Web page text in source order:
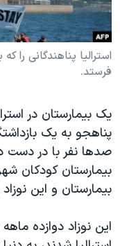
اسرائیل در جنگ
گالری عکس
آرشیو پخش زنده
ورزش زنان در ایران
اعتراضات زن، زندگی،
مجموعه مستندهای
دادگاه حمید نوری
چهل سال گروگان‌گیری
قانون شفافیت دارائی
اعتراضات مردمی آبان ۹۸
اسرائیل در جنگ
زبانهای مختلف
استرالیا پناهندگانی را
فرستد.
یک بیمارستان در
پناهجو به یک
صدها نفر با در دست
بیمارستان کودکان
بیمارستان و این
این نوزاد دوازده